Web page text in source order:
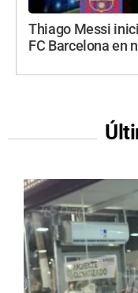
Thiago Messi
FC Barcelona en